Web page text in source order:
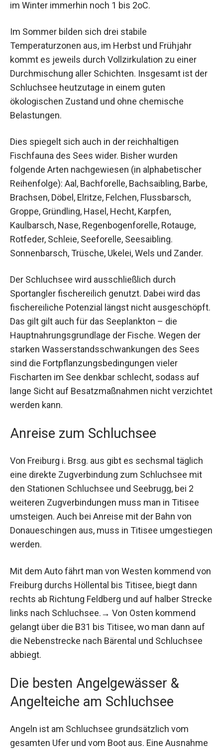
im Winter immerhin noch 1 bis 2oC.
Im Sommer bilden sich drei stabile
Temperaturzonen aus, im Herbst und Frühjahr
kommt es jeweils durch Vollzirkulation zu einer
Durchmischung aller Schichten. Insgesamt ist der
Schluchsee heutzutage in einem guten
ökologischen Zustand und ohne chemische
Belastungen.
Dies spiegelt sich auch in der reichhaltigen
Fischfauna des Sees wider. Bisher wurden
folgende Arten nachgewiesen (in alphabetischer
Reihenfolge): Aal, Bachforelle, Bachsaibling, Barbe,
Brachsen, Döbel, Elritze, Felchen, Flussbarsch,
Groppe, Gründling, Hasel, Hecht, Karpfen,
Kaulbarsch, Nase, Regenbogenforelle, Rotauge,
Rotfeder, Schleie, Seeforelle, Seesaibling.
Sonnenbarsch, Trüsche, Ukelei, Wels und Zander.
Der Schluchsee wird ausschließlich durch
Sportangler fischereilich genutzt. Dabei wird das
fischereiliche Potenzial längst nicht ausgeschöpft.
Das gilt gilt auch für das Seeplankton – die
Hauptnahrungsgrundlage der Fische. Wegen der
starken Wasserstandsschwankungen des Sees
sind die Fortpflanzungsbedingungen vieler
Fischarten im See denkbar schlecht, sodass auf
lange Sicht auf Besatzmaßnahmen nicht verzichtet
werden kann.
Anreise zum Schluchsee
Von Freiburg i. Brsg. aus gibt es sechsmal täglich
eine direkte Zugverbindung zum Schluchsee mit
den Stationen Schluchsee und Seebrugg, bei 2
weiteren Zugverbindungen muss man in Titisee
umsteigen. Auch bei Anreise mit der Bahn von
Donaueschingen aus, muss in Titisee umgestiegen
werden.
Mit dem Auto fährt man von Westen kommend von
Freiburg durchs Höllental bis Titisee, biegt dann
rechts ab Richtung Feldberg und auf halber Strecke
links nach Schluchsee.→ Von Osten kommend
gelangt über die B31 bis Titisee, wo man dann auf
die Nebenstrecke nach Bärental und Schluchsee
abbiegt.
Die besten Angelgewässer &
Angelteiche am Schluchsee
Angeln ist am Schluchsee grundsätzlich vom
gesamten Ufer und vom Boot aus. Eine Ausnahme